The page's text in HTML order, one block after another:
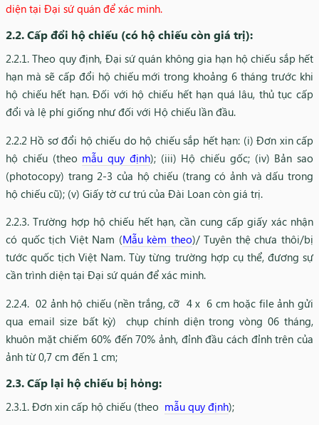
diện tại Đại sứ quán để xác minh.
2.2. Cấp đổi hộ chiếu (có hộ chiếu còn giá trị):
2.2.1. Theo quy định, Đại sứ quán không gia hạn hộ chiếu sắp hết
hạn mà sẽ cấp đổi hộ chiếu mới trong khoảng 6 tháng trước khi
hộ chiếu hết hạn. Đối với hộ chiếu hết hạn quá lâu, thủ tục cấp
đổi và lệ phí giống như đối với Hộ chiếu lần đầu.
2.2.2 Hồ sơ đổi hộ chiếu do hộ chiếu sắp hết hạn: (i) Đơn xin cấp
hộ chiếu (theo mẫu quy định); (iii) Hộ chiếu gốc; (iv) Bản sao
(photocopy) trang 2-3 của hộ chiếu (trang có ảnh và dấu trong
hộ chiếu cũ); (v) Giấy tờ cư trú của Đài Loan còn giá trị.
2.2.3. Trường hợp hộ chiếu hết hạn, cần cung cấp giấy xác nhận
có quốc tịch Việt Nam (Mẫu kèm theo)/ Tuyên thệ chưa thôi/bị
tước quốc tịch Việt Nam. Tùy từng trường hợp cụ thể, đương sự
cần trình diện tại Đại sứ quán để xác minh.
2.2.4. 02 ảnh hộ chiếu (nền trắng, cỡ 4 x 6 cm hoặc file ảnh gửi
qua email size bất kỳ) chụp chính diện trong vòng 06 tháng,
khuôn mặt chiếm 60% đến 70% ảnh, đỉnh đầu cách đỉnh trên của
ảnh từ 0,7 cm đến 1 cm;
2.3. Cấp lại hộ chiếu bị hỏng:
2.3.1. Đơn xin cấp hộ chiếu (theo mẫu quy định);